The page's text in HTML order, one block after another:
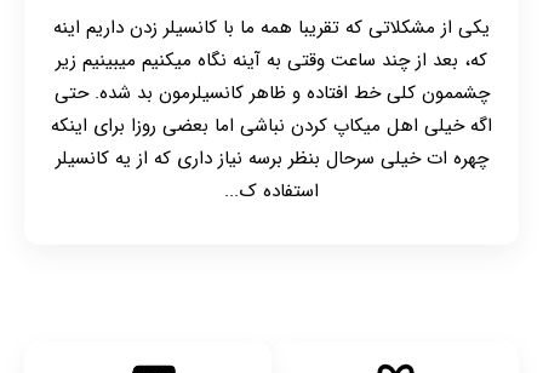
یکی از مشکلاتی که تقریبا همه ما با کانسیلر زدن داریم اینه
که، بعد از چند ساعت وقتی به آینه نگاه میکنیم میبینیم زیر
چشممون کلی خط افتاده و ظاهر کانسیلرمون بد شده. حتی
اگه خیلی اهل میکاپ کردن نباشی اما بعضی روزا برای اینکه
چهره ات خیلی سرحال بنظر برسه نیاز داری که از یه کانسیلر
استفاده ک...